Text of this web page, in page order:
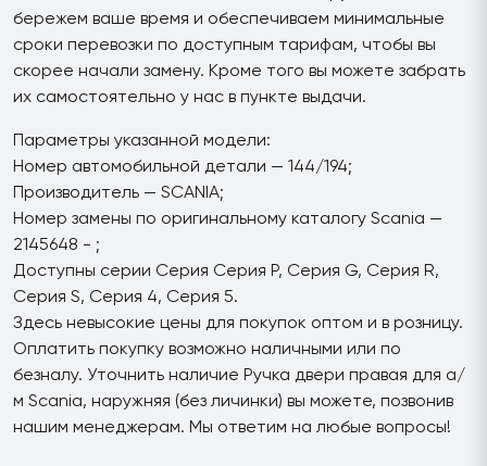
бережем ваше время и обеспечиваем минимальные
сроки перевозки по доступным тарифам, чтобы вы
скорее начали замену. Кроме того вы можете забрать
их самостоятельно у нас в пункте выдачи.
Параметры указанной модели:
Номер автомобильной детали — 144/194;
Производитель — SCANIA;
Номер замены по оригинальному каталогу Scania —
2145648 - ;
Доступны серии Серия Серия P, Серия G, Серия R,
Серия S, Серия 4, Серия 5.
Здесь невысокие цены для покупок оптом и в розницу.
Оплатить покупку возможно наличными или по
безналу. Уточнить наличие Ручка двери правая для а/
м Scania, наружняя (без личинки) вы можете, позвонив
нашим менеджерам. Мы ответим на любые вопросы!